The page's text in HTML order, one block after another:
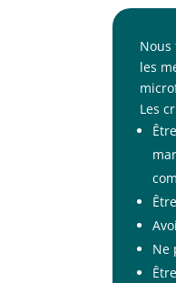
Nous
les
Les
Ne